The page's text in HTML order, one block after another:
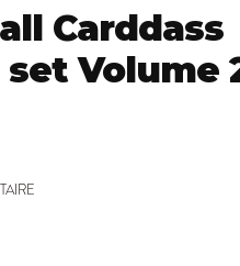
Carddass
Volume